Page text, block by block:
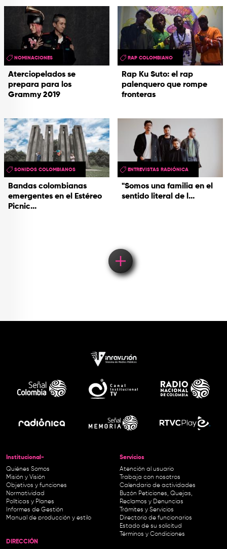
Aterciopelados se
prepara para los
Grammy 2019
NOMINACIONES
Rap Ku Suto: el rap
palenquero que rompe
fronteras
RAP COLOMBIANO
Bandas colombianas
emergentes en el Estéreo
Picnic...
SONIDOS COLOMBIANOS
"Somos una familia en el
sentido literal de l...
ENTREVISTAS RADIÓNICA
Load More
Institucional-
Quiénes Somos
Misión y Visión
Objetivos y funciones
Normatividad
Políticas y Planes
Informes de Gestión
Manual de producción y estilo
Servicios
Atención al usuario
Trabaja con nosotros
Calendario de actividades
Buzón Peticiones, Quejas,
Reclamos y Denuncias
Trámites y Servicios
Directorio de funcionarios
Estado de su solicitud
Términos y Condiciones
DIRECCIÓN